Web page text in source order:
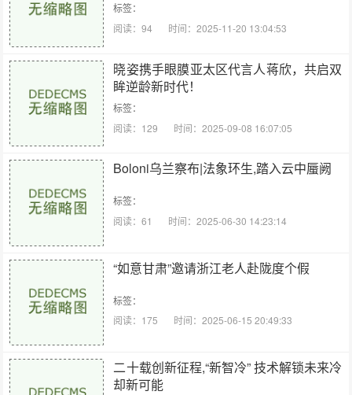
标签：
阅读：94
时间：2025-11-20 13:04:53
晓姿携手眼膜亚太区代言人蒋欣，共启双
眸逆龄新时代！
标签：
阅读：129
时间：2025-09-08 16:07:05
Boloni乌兰察布|法象环生,踏入云中蜃阙
标签：
阅读：61
时间：2025-06-30 14:23:14
“如意甘肃”邀请浙江老人赴陇度个假
标签：
阅读：175
时间：2025-06-15 20:49:33
二十载创新征程,“新智冷” 技术解锁未来冷
却新可能